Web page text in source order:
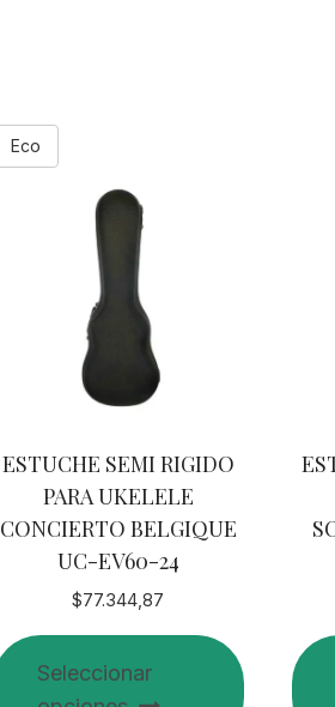
Eco
ESTUCHE SEMI RIGIDO
PARA UKELELE
CONCIERTO BELGIQUE
UC-EV60-24
$77.344,87
Seleccionar